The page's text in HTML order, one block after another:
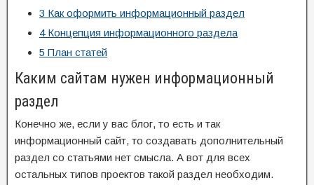
3 Как оформить информационный раздел
4Концепция информационного раздела
5 План статей
Каким сайтам нужен информационный
раздел
Конечно же, если у вас блог, то есть и так
информационный сайт, то создавать дополнительный
раздел со статьями нет смысла. А вот для всех
остальных типов проектов такой раздел необходим.